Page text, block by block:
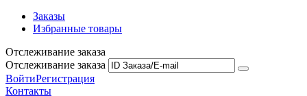
Заказы
Избранные товары
Отслеживание заказа
Отслеживание заказа
ВойтиРегистрация
Контакты